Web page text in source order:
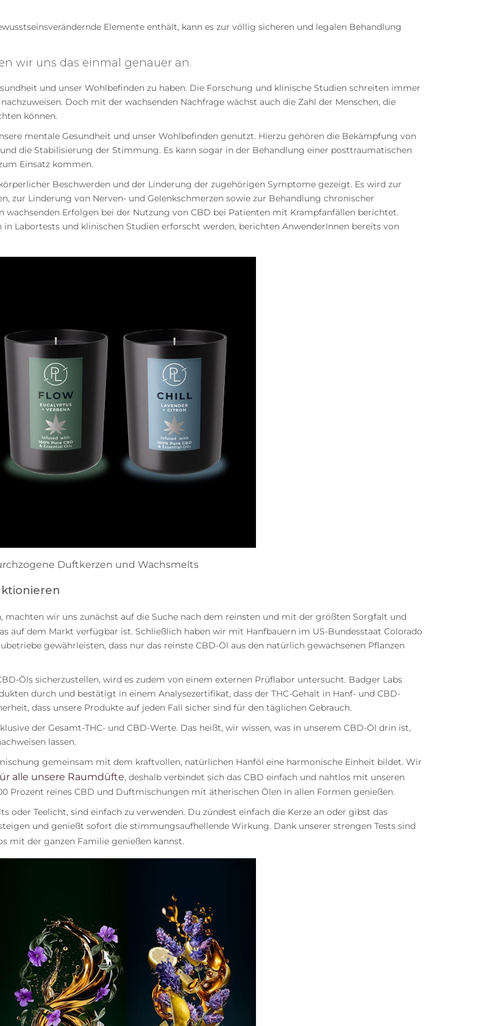
Elemente enthält, kann es zur völlig sicheren und legalen Behandlung
wir uns das einmal genauer an.
und unser Wohlbefinden zu haben. Die Forschung und klinische Studien schreiten immer
Doch mit der wachsenden Nachfrage wächst auch die Zahl der Menschen, die
können.
mentale Gesundheit und unser Wohlbefinden genutzt. Hierzu gehören die Bekämpfung von
die Stabilisierung der Stimmung. Es kann sogar in der Behandlung einer posttraumatischen
Einsatz kommen.
Beschwerden und der Linderung der zugehörigen Symptome gezeigt. Es wird zur
zur Linderung von Nerven- und Gelenkschmerzen sowie zur Behandlung chronischer
Erfolgen bei der Nutzung von CBD bei Patienten mit Krampfanfällen berichtet.
Labortests und klinischen Studien erforscht werden, berichten AnwenderInnen bereits von
Duftkerzen und Wachsmelts
machten wir uns zunächst auf die Suche nach dem reinsten und mit der größten Sorgfalt und
auf dem Markt verfügbar ist. Schließlich haben wir mit Hanfbauern im US-Bundesstaat Colorado
gewährleisten, dass nur das reinste CBD-Öl aus den natürlich gewachsenen Pflanzen
Öls sicherzustellen, wird es zudem von einem externen Prüflabor untersucht. Badger Labs
durch und bestätigt in einem Analysezertifikat, dass der THC-Gehalt in Hanf- und CBD-
dass unsere Produkte auf jeden Fall sicher sind für den täglichen Gebrauch.
der Gesamt-THC- und CBD-Werte. Das heißt, wir wissen, was in unserem CBD-Öl drin ist,
lassen.
gemeinsam mit dem kraftvollen, natürlichen Hanföl eine harmonische Einheit bildet. Wir
alle unsere Raumdüfte, deshalb verbindet sich das CBD einfach und nahtlos mit unseren
Prozent reines CBD und Duftmischungen mit ätherischen Ölen in allen Formen genießen.
oder Teelicht, sind einfach zu verwenden. Du zündest einfach die Kerze an oder gibst das
und genießt sofort die stimmungsaufhellende Wirkung. Dank unserer strengen Tests sind
mit der ganzen Familie genießen kannst.